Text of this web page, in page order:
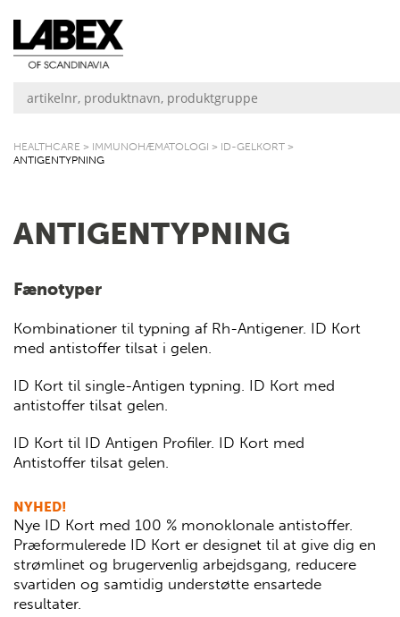
HEALTHCARE > IMMUNOHÆMATOLOGI > ID-GELKORT >
ANTIGENTYPNING
ANTIGENTYPNING
Fænotyper
Kombinationer til typning af Rh-Antigener. ID Kort
med antistoffer tilsat i gelen.
ID Kort til single-Antigen typning. ID Kort med
antistoffer tilsat gelen.
ID Kort til ID Antigen Profiler. ID Kort med
Antistoffer tilsat gelen.
NYHED!
Nye ID Kort med 100 % monoklonale antistoffer.
Præformulerede ID Kort er designet til at give dig en
strømlinet og brugervenlig arbejdsgang, reducere
svartiden og samtidig understøtte ensartede
resultater.